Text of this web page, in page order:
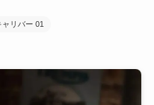
リバー 01